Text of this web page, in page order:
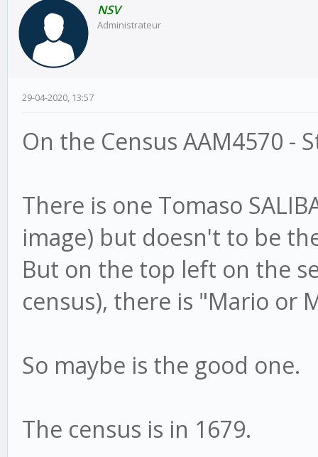
NSV
Administrateur
29-04-2020, 13:57
On the Census AAM4570 -
There is one Tomaso
image) but doesn't to be
But on the top left on the
census), there is "Mario or
So maybe is the good one.
The census is in 1679.